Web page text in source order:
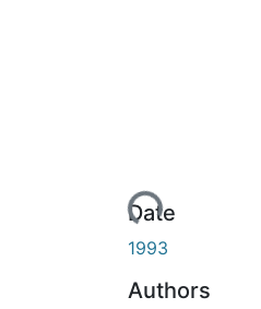
de chargement...
Date
1993
Authors